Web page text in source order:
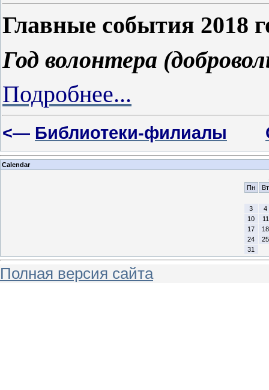
Главные события 2018
Год волонтера
Подробнее...
<— Библиотеки-филиалы
Calendar
Пн
Вт
3
4
10
11
17
18
24
25
31
Полная версия сайта